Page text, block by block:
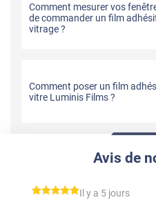
Comment mesurer vos
de commander un film
vitrage ?
Comment poser un film
vitre Luminis Films ?
Avis de
*****
Il y a 5 jours